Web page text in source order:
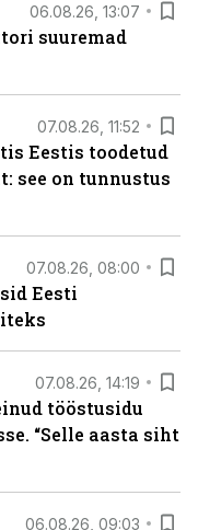
06.08.26, 13:07
suuremad
07.08.26, 11:52
Eestis toodetud
see on tunnustus
07.08.26, 08:00
Eesti
07.08.26, 14:19
tööstusidu
“Selle aasta siht
06.08.26, 09:03